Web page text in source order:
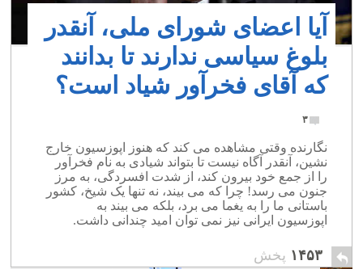
آیا اعضای شورای ملی، آنقدر
بلوغ سیاسی ندارند تا بدانند
که آقای فخرآور شیاد است؟
۳
نگارنده وقتی مشاهده می کند که هنوز اپوزسیون خارج
نشین، آنقدر آگاه نیست تا بتواند شیادی به نام فخرآور
را از جمع خود بیرون کند، از شدت افسردگی، به مرز
جنون می رسد! چرا که می بیند، نه تنها یک شیخ، کشور
باستانی ما را به یغما می برد، بلکه می بیند به
اپوزسیون ایرانی نیز نمی توان امید چندانی داشت.
۱۴۵۳ پخش